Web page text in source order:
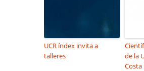
UCR índex invita a
talleres
de la
Costa